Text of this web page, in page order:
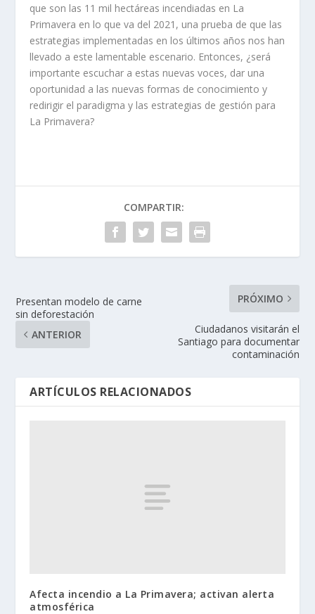
que son las 11 mil hectáreas incendiadas en La
Primavera en lo que va del 2021, una prueba de que las
estrategias implementadas en los últimos años nos han
llevado a este lamentable escenario. Entonces, ¿será
importante escuchar a estas nuevas voces, dar una
oportunidad a las nuevas formas de conocimiento y
redirigir el paradigma y las estrategias de gestión para
La Primavera?
COMPARTIR:
Presentan modelo de carne
sin deforestación
ANTERIOR
PRÓXIMO
Ciudadanos visitarán el
Santiago para documentar
contaminación
ARTÍCULOS RELACIONADOS
Afecta incendio a La Primavera; activan alerta
atmosférica